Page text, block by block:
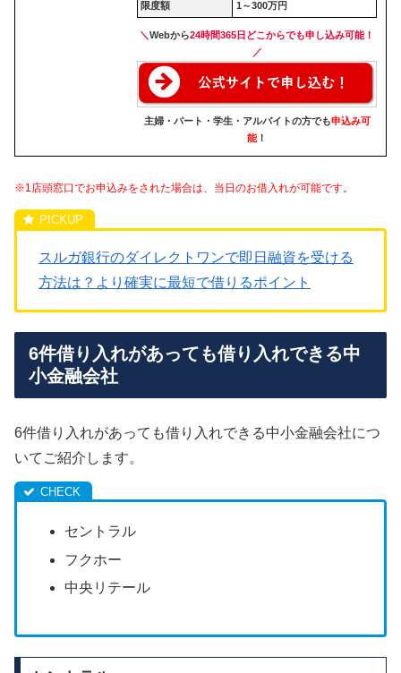
限度額 1～300万円
＼Webから24時間365日どこからでも申し込み可能 ！
／
主婦・パート・学生・アルバイトの方でも申込み可
能 ！
※1店頭窓口でお申込みをされた場合は、当日のお借入れが可能です。
スルガ銀行のダイレクトワンで即日融資を受ける
方法は？より確実に最短で借りるポイント
6件借り入れがあっても借り入れできる中
小金融会社
6件借り入れがあっても借り入れできる中小金融会社につ
いてご紹介します。
セントラル
フクホー
中央リテール